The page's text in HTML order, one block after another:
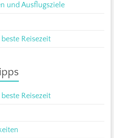
und Ausflugsziele
Reisezeit
Reisezeit